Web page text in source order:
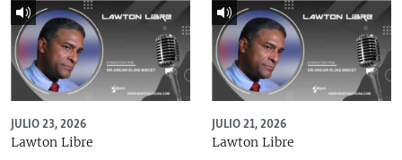
JULIO 23, 2026
Lawton Libre
JULIO 21, 2026
Lawton Libre